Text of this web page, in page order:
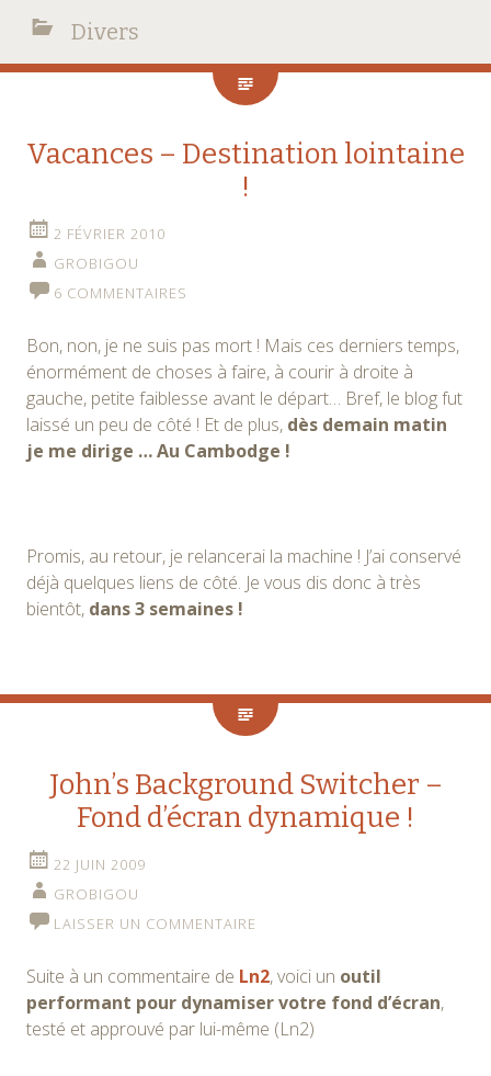
Divers
Vacances – Destination lointaine
!
2 FÉVRIER 2010
GROBIGOU
6 COMMENTAIRES
Bon, non, je ne suis pas mort ! Mais ces derniers temps,
énormément de choses à faire, à courir à droite à
gauche, petite faiblesse avant le départ… Bref, le blog fut
laissé un peu de côté ! Et de plus, dès demain matin
je me dirige … Au Cambodge !
Promis, au retour, je relancerai la machine ! J’ai conservé
déjà quelques liens de côté. Je vous dis donc à très
bientôt, dans 3 semaines !
John’s Background Switcher –
Fond d’écran dynamique !
22 JUIN 2009
GROBIGOU
LAISSER UN COMMENTAIRE
Suite à un commentaire de Ln2, voici un outil
performant pour dynamiser votre fond d’écran,
testé et approuvé par lui-même (Ln2)